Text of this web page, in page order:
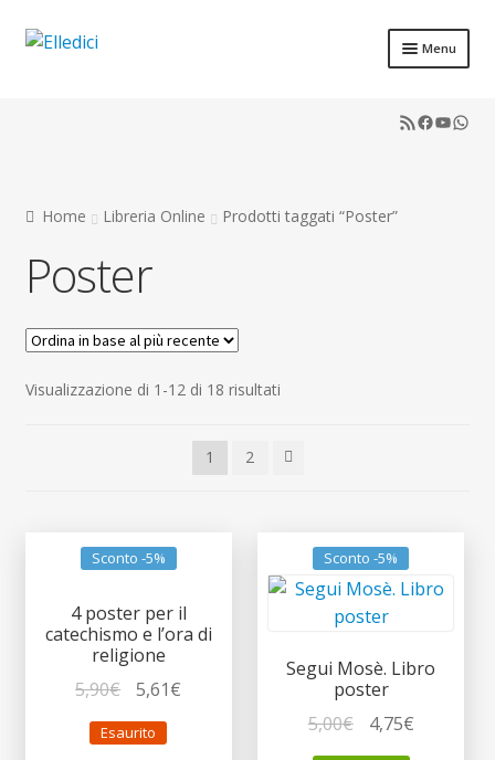
Vai
Vai
Menu
Riviste
Scuola
Contatti
RSS FeedFacebook
Home Libreria Online Prodotti taggati “Poster”
Poster
Visualizzazione di 1-12 di 18 risultatiOrdina
al
1 2
Sconto -5%
4 poster per il
catechismo e l’ora di
religione
5,90€
prezzo
originale
5,61€
Esaurito
Sconto -5%
Segui Mosè. Libro
poster
5,00€
prezzo
4,75€Il